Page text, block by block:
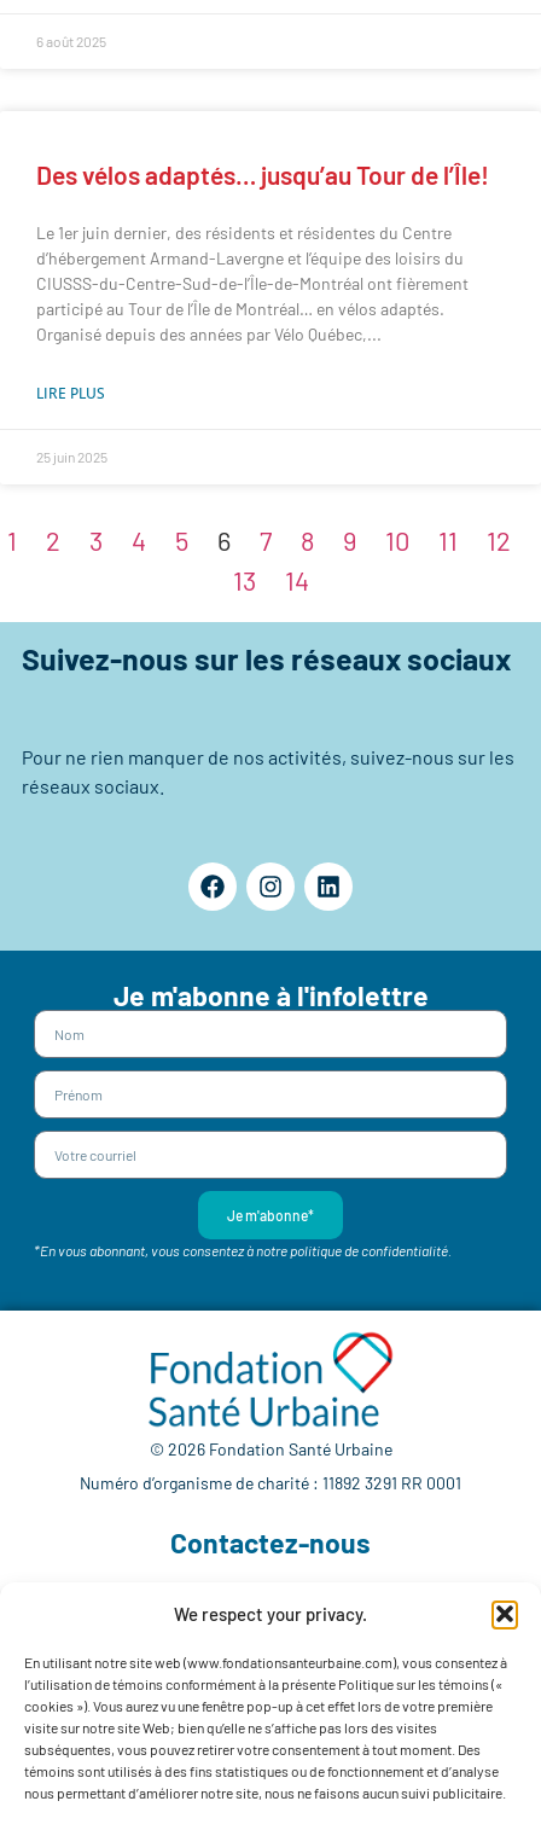
We respect your privacy.
En utilisant notre site web (www.fondationsanteurbaine.com), vous consentez à
l’utilisation de témoins conformément à la présente Politique sur les témoins («
cookies »). Vous aurez vu une fenêtre pop-up à cet effet lors de votre première
visite sur notre site Web; bien qu’elle ne s’affiche pas lors des visites
subséquentes, vous pouvez retirer votre consentement à tout moment. Des
témoins sont utilisés à des fins statistiques ou de fonctionnement et d’analyse
nous permettant d’améliorer notre site, nous ne faisons aucun suivi publicitaire.
6 août 2025
Des vélos adaptés… jusqu’au Tour de l’Île!
Le 1er juin dernier, des résidents et résidentes du Centre
d’hébergement Armand-Lavergne et l’équipe des loisirs du
CIUSSS-du-Centre-Sud-de-l’Île-de-Montréal ont fièrement
participé au Tour de l’Île de Montréal… en vélos adaptés.
Organisé depuis des années par Vélo Québec,
LIRE PLUS
25 juin 2025
1 2 3 4 5 6 7 8 9 10 11
12
13
14
Suivez-nous sur les réseaux sociaux
Pour ne rien manquer de nos activités, suivez-nous sur les
réseaux sociaux.
Je m'abonne à l'infolettre
Je m'abonne*
*En vous abonnant, vous consentez à notre politique de confidentialité.
© 2026 Fondation Santé Urbaine
Numéro d’organisme de charité : 11892 3291 RR 0001
Contactez-nous
info@fondationsanteurbaine.com
1560 rue Sherbrooke Est, local F-1123
Montréal, QC H2L 4M1
Suivez-nous